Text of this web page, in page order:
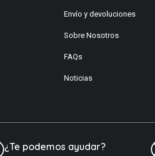
Envío y devoluciones
Sobre Nosotros
FAQs
Noticias
¿Te podemos ayudar?